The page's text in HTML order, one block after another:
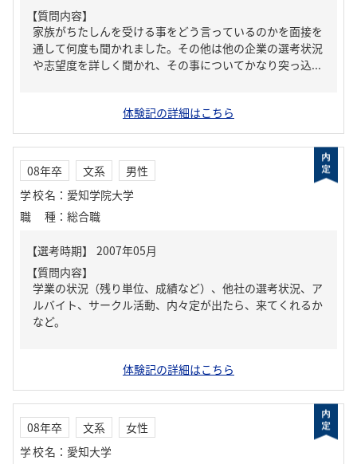
【質問内容】
家族がちたしんを受ける事をどう言っているのかを面接を
通して何度も聞かれました。その他は他の企業の選考状況
や志望度を詳しく聞かれ、その事についてかなり突っ込...
体験記の詳細はこちら
08年卒 文系
男性
学校名 ： 愛知学院大学
職種 ： 総合職
【質問内容】
学業の状況（残り単位、成績など）、他社の選考状況、ア
ルバイト、サークル活動、内々定が出たら、来てくれるか
など。
体験記の詳細はこちら
08年卒 文系
女性
学校名 ： 愛知大学